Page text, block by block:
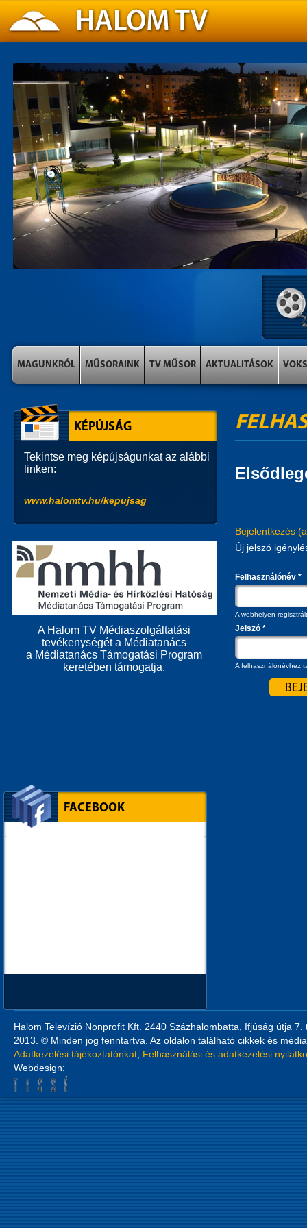
MAGUNKRÓL MŰSORAINK TV MŰSOR AKTUALITÁSOK VOKS
Bejelentkezés
Új jelszó
Felhasználónév *
A webhelyen
Jelszó *
A felhasználónévhez
KÉPÚJSÁG
Tekintse meg képújságunkat az alábbi
linken:
www.halomtv.hu/kepujsag
A Halom TV Médiaszolgáltatási
tevékenységét a Médiatanács
a Médiatanács Támogatási Program
keretében támogatja.
FACEBOOK
Halom Televízió Nonprofit Kft. 2440 Százhalombatta, Ifjúság útja
2013. © Minden jog fenntartva. Az oldalon található cikkek és
Adatkezelési tájékoztatónkat Felhasználási és adatkezelési
Webdesign: